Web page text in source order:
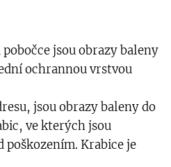
jsou obrazy baleny
ochrannou vrstvou
jsou obrazy baleny do
ve kterých jsou
poškozením. Krabice je